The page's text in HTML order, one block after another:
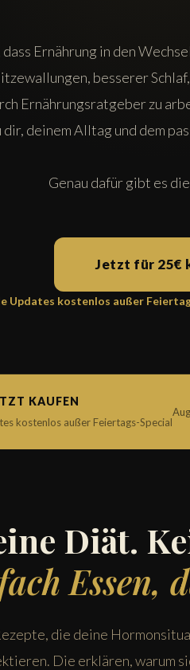
Ernährung in den
besserer
Ernährungsratgeber zu
dir, deinem Alltag und dem
Genau dafür gibt es
Jetzt für 25€
Updates kostenlos außer
KAUFEN
kostenlos außer Feiertags-Special
Diät.
Essen,
die deine
Die erklären, warum